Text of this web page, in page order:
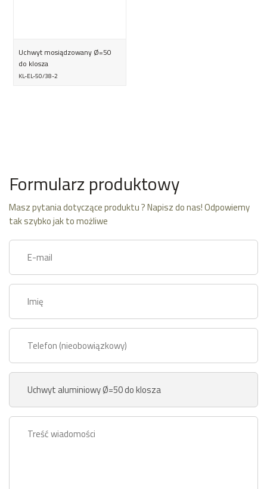
Uchwyt mosiądzowany Ø=50
do klosza
KL-EL-50/38-2
Formularz produktowy
Masz pytania dotyczące produktu ? Napisz do nas! Odpowiemy
tak szybko jak to możliwe